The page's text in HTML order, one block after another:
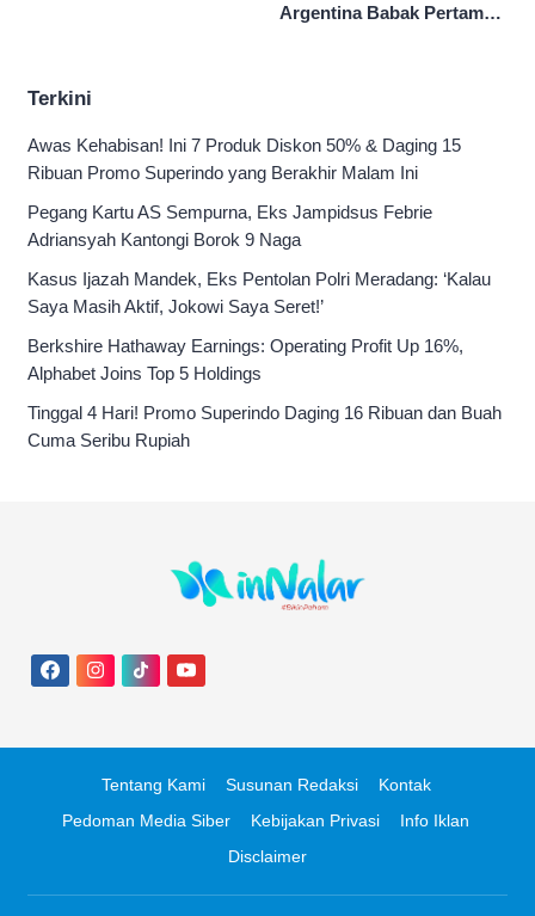
Argentina Babak Pertama
Terkini
Awas Kehabisan! Ini 7 Produk Diskon 50% & Daging 15
Ribuan Promo Superindo yang Berakhir Malam Ini
Pegang Kartu AS Sempurna, Eks Jampidsus Febrie
Adriansyah Kantongi Borok 9 Naga
Kasus Ijazah Mandek, Eks Pentolan Polri Meradang: ‘Kalau
Saya Masih Aktif, Jokowi Saya Seret!’
Berkshire Hathaway Earnings: Operating Profit Up 16%,
Alphabet Joins Top 5 Holdings
Tinggal 4 Hari! Promo Superindo Daging 16 Ribuan dan Buah
Cuma Seribu Rupiah
Tentang Kami Susunan Redaksi
Kontak
Pedoman Media Siber
Kebijakan Privasi
Info Iklan
Disclaimer